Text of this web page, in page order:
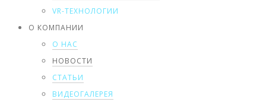
VR-ТЕХНОЛОГИИ
О КОМПАНИИ
О НАС
НОВОСТИ
СТАТЬИ
ВИДЕОГАЛЕРЕЯ